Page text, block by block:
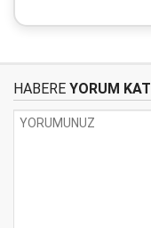
HABERE YORUM KAT